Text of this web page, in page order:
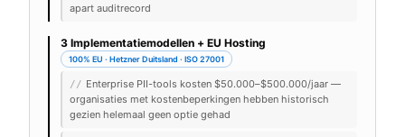
apart auditrecord
3 Implementatiemodellen + EU Hosting
100% EU · Hetzner Duitsland · ISO 27001
// Enterprise PII-tools kosten $50.000–$500.000/jaar —
organisaties met kostenbeperkingen hebben historisch
gezien helemaal geen optie gehad